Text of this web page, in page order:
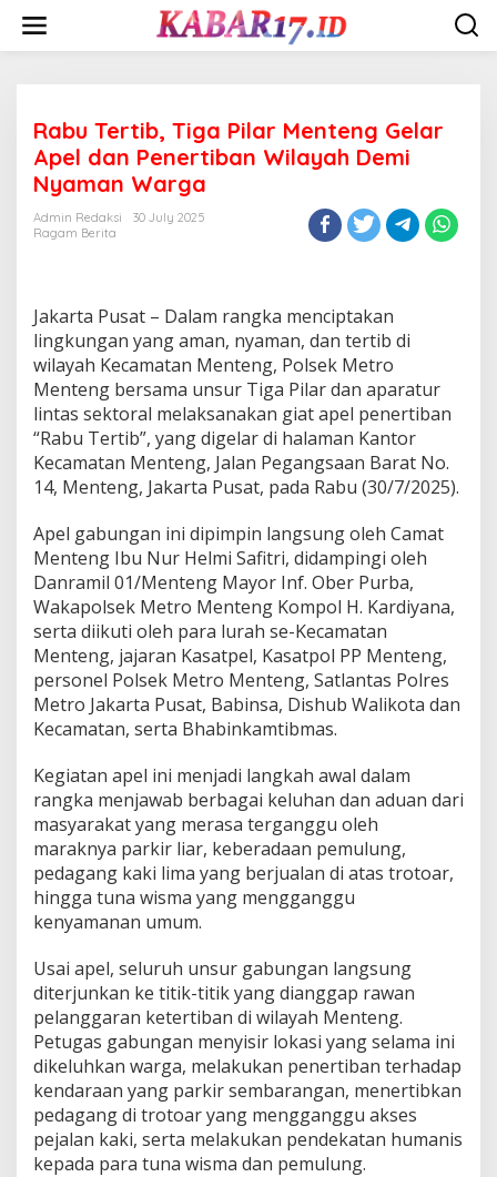
content
Rabu Tertib, Tiga Pilar Menteng Gelar
Apel dan Penertiban Wilayah Demi
Nyaman Warga
Admin Redaksi
30 July 2025
Ragam Berita
Jakarta Pusat – Dalam rangka menciptakan
lingkungan yang aman, nyaman, dan tertib di
wilayah Kecamatan Menteng, Polsek Metro
Menteng bersama unsur Tiga Pilar dan aparatur
lintas sektoral melaksanakan giat apel penertiban
“Rabu Tertib”, yang digelar di halaman Kantor
Kecamatan Menteng, Jalan Pegangsaan Barat No.
14, Menteng, Jakarta Pusat, pada Rabu (30/7/2025).
Apel gabungan ini dipimpin langsung oleh Camat
Menteng Ibu Nur Helmi Safitri, didampingi oleh
Danramil 01/Menteng Mayor Inf. Ober Purba,
Wakapolsek Metro Menteng Kompol H. Kardiyana,
serta diikuti oleh para lurah se-Kecamatan
Menteng, jajaran Kasatpel, Kasatpol PP Menteng,
personel Polsek Metro Menteng, Satlantas Polres
Metro Jakarta Pusat, Babinsa, Dishub Walikota dan
Kecamatan, serta Bhabinkamtibmas.
Kegiatan apel ini menjadi langkah awal dalam
rangka menjawab berbagai keluhan dan aduan dari
masyarakat yang merasa terganggu oleh
maraknya parkir liar, keberadaan pemulung,
pedagang kaki lima yang berjualan di atas trotoar,
hingga tuna wisma yang mengganggu
kenyamanan umum.
Usai apel, seluruh unsur gabungan langsung
diterjunkan ke titik-titik yang dianggap rawan
pelanggaran ketertiban di wilayah Menteng.
Petugas gabungan menyisir lokasi yang selama ini
dikeluhkan warga, melakukan penertiban terhadap
kendaraan yang parkir sembarangan, menertibkan
pedagang di trotoar yang mengganggu akses
pejalan kaki, serta melakukan pendekatan humanis
kepada para tuna wisma dan pemulung.